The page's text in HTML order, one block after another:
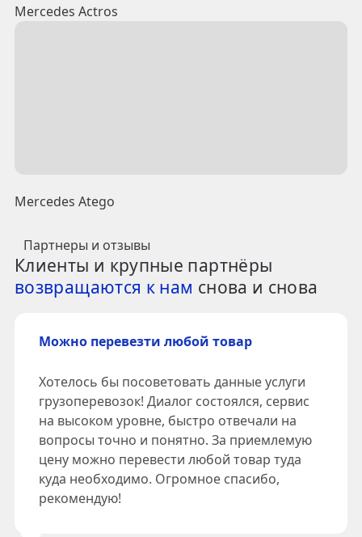
Mercedes Actros
Mercedes Atego
Партнеры и отзывы
Клиенты и крупные партнёры
возвращаются к нам снова и снова
Можно перевезти любой товар
Хотелось бы посоветовать данные услуги
грузоперевозок! Диалог состоялся, сервис
на высоком уровне, быстро отвечали на
вопросы точно и понятно. За приемлемую
цену можно перевести любой товар туда
куда необходимо. Огромное спасибо,
рекомендую!